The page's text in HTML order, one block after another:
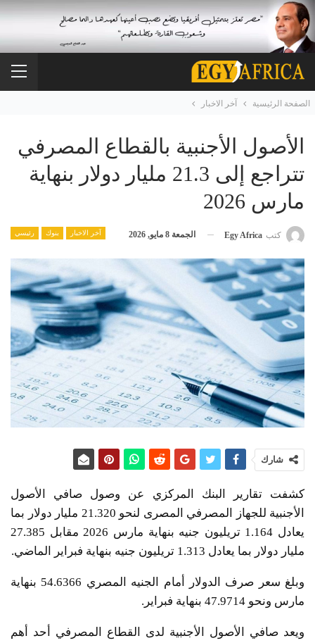
الصفحة الرئيسية آخر الاخبار
الأصول الأجنبية بالقطاع المصرفي
تتراجع إلى 21.3 مليار دولار بنهاية
مارس 2026
آخر الاخبار بنوك رئيسي كتب Egy Africa الجمعة 8 مايو, 2026
شارك
كشفت تقارير البنك المركزي عن وصول صافي الأصول
الأجنبية للجهاز المصرفي المصرى لنحو 21.320 مليار دولار بما
يعادل 1.164 تريليون جنيه بنهاية مارس 2026 مقابل 27.385
مليار دولار بما يعادل 1.313 تريليون جنيه بنهاية فبراير الماضي.
وبلغ سعر صرف الدولار أمام الجنيه المصري 54.6366 بنهاية
مارس ونحو 47.9714 بنهاية فبراير.
ويعد صافي الأصول الأجنبية لدى القطاع المصرفي أحد أهم